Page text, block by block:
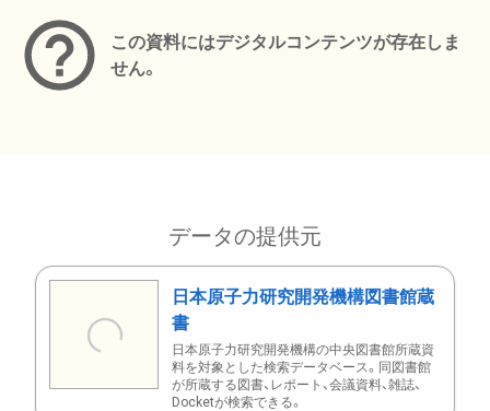
この資料にはデジタルコンテンツが存在しま
せん。
データの提供元
日本原子力研究開発機構図書館蔵
書
日本原子力研究開発機構の中央図書館所蔵資
料を対象とした検索データベース。同図書館
が所蔵する図書、レポート、会議資料、雑誌、
Docketが検索できる。